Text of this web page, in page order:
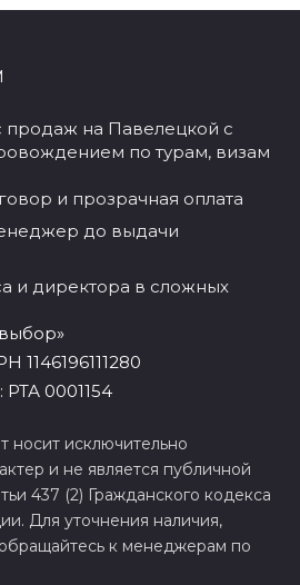
на Павелецкой с
по турам, визам
и прозрачная оплата
до выдачи
и директора в сложных
1146196111280
РТА 0001154
носит исключительно
и не является публичной
437 (2) Гражданского кодекса
Для уточнения наличия,
к менеджерам по